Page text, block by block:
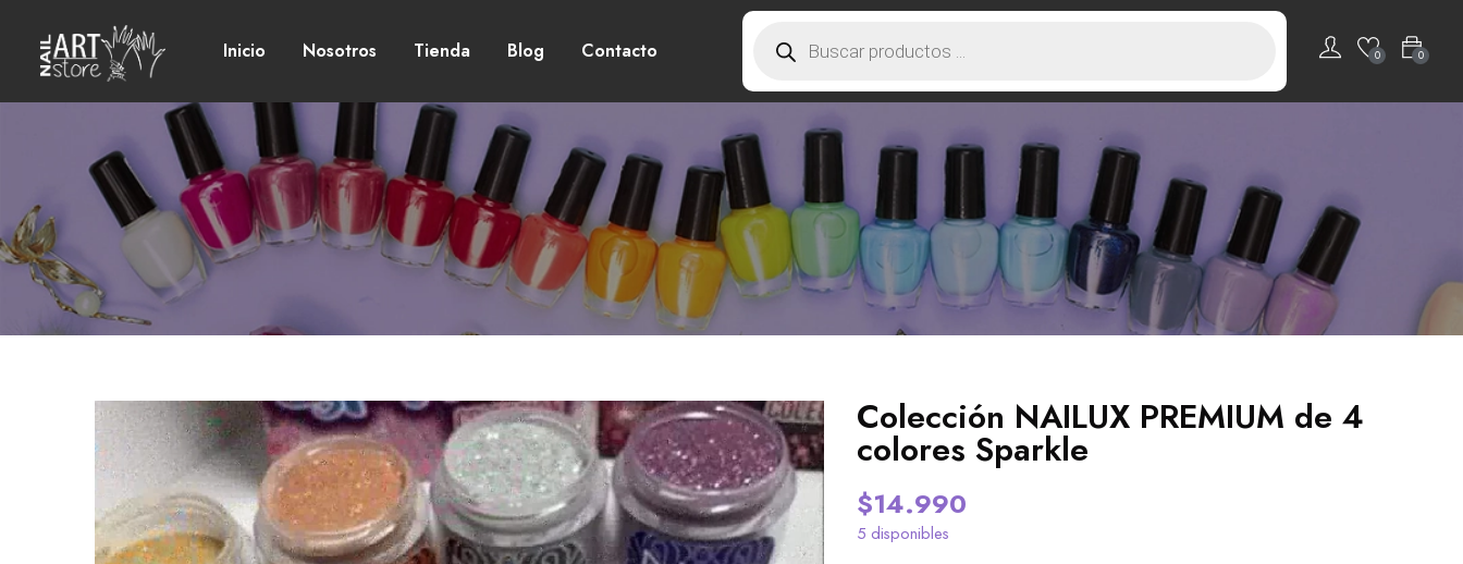
Inicio Nosotros Tienda Blog Contacto 0
0
Colección NAILUX PREMIUM de 4
colores Sparkle
$14.990
5 disponibles